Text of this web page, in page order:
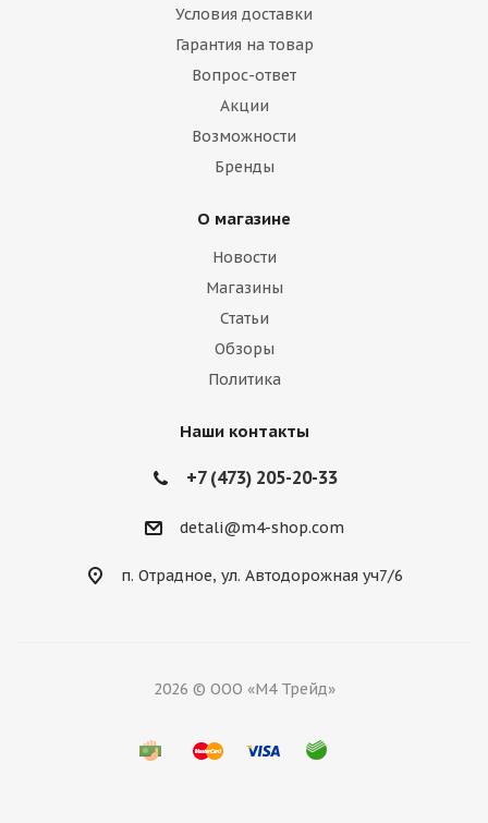
Условия доставки
Гарантия на товар
Вопрос-ответ
Акции
Возможности
Бренды
О магазине
Новости
Магазины
Статьи
Обзоры
Политика
Наши контакты
+7 (473) 205-20-33
detali@m4-shop.com
п. Отрадное, ул. Автодорожная уч7/6
2026 © ООО «М4 Трейд»